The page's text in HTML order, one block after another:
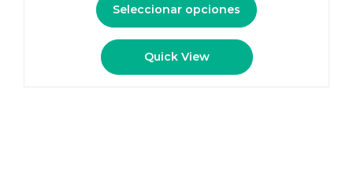
precios:
desde
46.80 €
hasta
71.40 €
Seleccionar opciones
producto
tiene
Quick View